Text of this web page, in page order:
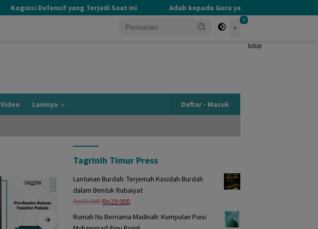
Kognisi Defensif yang Terjadi Saat Ini Adab kepada Guru yang Terlupakan
0
tutup
Video Lainnya Daftar - Masuk
Tagrinih Timur Press
Lantunan Burdah: Terjemah Kasidah Burdah
dalam Bentuk Rubaiyat
Rp50.000Harga
adalah:
Rp29.000Harga
Rumah Itu Bernama Madinah: Kumpulan Puisi